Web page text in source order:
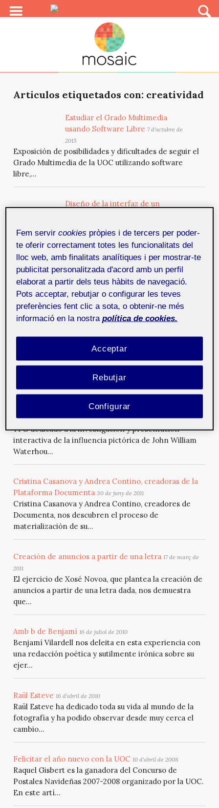
Articulos etiquetados con: creatividad
Estudiar el Grado Multimedia
usando Software Libre 7 d'octubre de
2015
Exposición de posibilidades y dificultades de seguir el
Grado Multimedia de la UOC utilizando software
libre,...
Diseño de la interfaz de un
Desarrollo gráfico de un software de gestión del color
para la decoración en la industria cerámica.
WebCat: Houston, we have a
problem
21 d'octubre de 2013
El WebCat es el punto de encuentro, donde se
abordan asuntos diversos, entre profesionales del
sector web.
Álex Candela es productor musical y director del
estudio creativo de grabación Flow Audio.
Creadores mediáticos inspirados por un pintor
decimonónico 30 d'abril de 2012
TFG dedicado a la investigación y presentación
interactiva de la influencia pictórica de John William
Waterhou...
Cristina Casanova y Andrea Contino, creadoras de la
Plataforma Documenta 30 de juny de 2011
Cristina Casanova y Andrea Contino, creadores de
Documenta, nos descubren el proceso de
materialización de su...
Creación de anuncios a partir de una letra 17 de març de
2011
El ejercicio de Xosé Novoa, que plantea la creación de
anuncios a partir de una letra dada, nos demuestra
que...
Amb b de Benjamí 16 de juliol de 2010
Benjamí Vilardell nos deleita en esta experiencia con
una redacción poética y sutilmente irónica sobre su
ejer...
Raül Esteve 16 d'abril de 2010
Raül Esteve ha dedicado toda su vida al mundo de la
fotografía y ha podido observar desde muy cerca el
cambio...
Felicitar el año nuevo con la UOC 10 d'abril de 2008
Raquel Gisbert es la ganadora del Concurso de
Postales Navideñas 2007-2008 organizado por la UOC.
En este artí...
Fem servircookies pròpies i de tercers per poder-
te oferir correctament totes les funcionalitats del
lloc web, amb finalitats analítiques i per mostrar-te
publicitat personalitzada d'acord amb un perfil
elaborat a partir dels teus hàbits de navegació.
Pots acceptar, rebutjar o configurar les teves
preferències fent clic a sota, o obtenir-ne més
informació en la nostra política de cookies.
Rebutjar
Acceptar
Configurar